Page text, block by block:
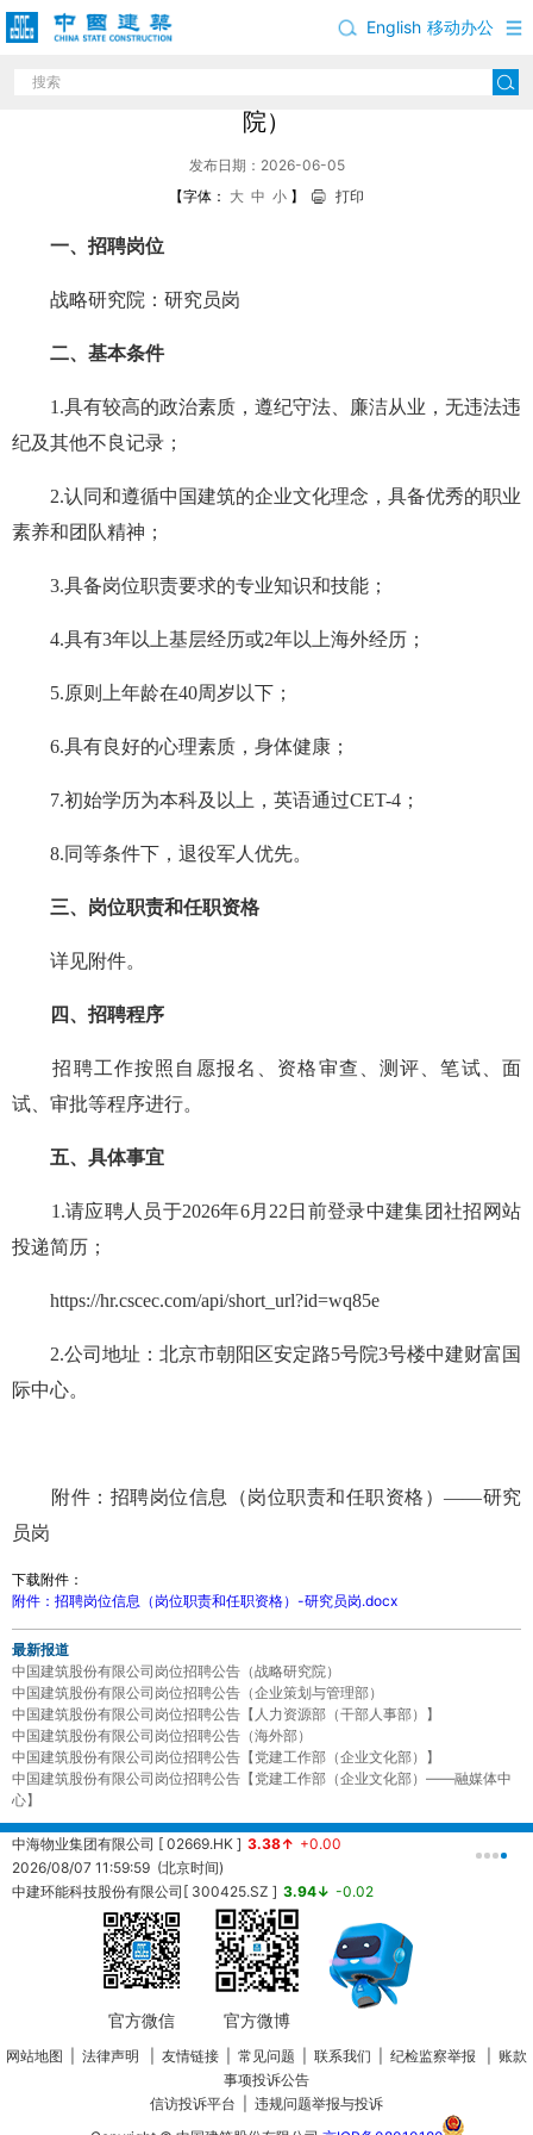
移动办公
English
中国建筑股份有限公司岗位招聘公告（战略研究
院）
发布日期：2026-06-05
【字体： 大 中 小 】 打印
一、招聘岗位
战略研究院：研究员岗
二、基本条件
1.具有较高的政治素质，遵纪守法、廉洁从业，无违法违
纪及其他不良记录；
2.认同和遵循中国建筑的企业文化理念，具备优秀的职业
素养和团队精神；
3.具备岗位职责要求的专业知识和技能；
4.具有3年以上基层经历或2年以上海外经历；
5.原则上年龄在40周岁以下；
6.具有良好的心理素质，身体健康；
7.初始学历为本科及以上，英语通过CET-4；
8.同等条件下，退役军人优先。
三、岗位职责和任职资格
详见附件。
四、招聘程序
招聘工作按照自愿报名、资格审查、测评、笔试、面
试、审批等程序进行。
五、具体事宜
1.请应聘人员于2026年6月22日前登录中建集团社招网站
投递简历；
https://hr.cscec.com/api/short_url?id=wq85e
2.公司地址：北京市朝阳区安定路5号院3号楼中建财富国
际中心。
附件：招聘岗位信息（岗位职责和任职资格）——研究
员岗
下载附件：
附件：招聘岗位信息（岗位职责和任职资格）-研究员岗.docx
最新报道
中国建筑股份有限公司岗位招聘公告（战略研究院）
中国建筑股份有限公司岗位招聘公告（企业策划与管理部）
中国建筑股份有限公司岗位招聘公告【人力资源部（干部人事部）】
中国建筑股份有限公司岗位招聘公告（海外部）
中国建筑股份有限公司岗位招聘公告【党建工作部（企业文化部）】
中国建筑股份有限公司岗位招聘公告【党建工作部（企业文化部）——融媒体中
心】
中海物业集团有限公司 [ 02669.HK ] 3.38↑ +0.00
2026/08/07 11:59:59 (北京时间)
中建环能科技股份有限公司[ 300425.SZ ] 3.94↓ -0.02
20260807120557 (北京时间)
官方微信 官方微博
网站地图 法律声明 友情链接 常见问题 联系我们 纪检监察举报
账款
事项投诉公告
信访投诉平台
违规问题举报与投诉